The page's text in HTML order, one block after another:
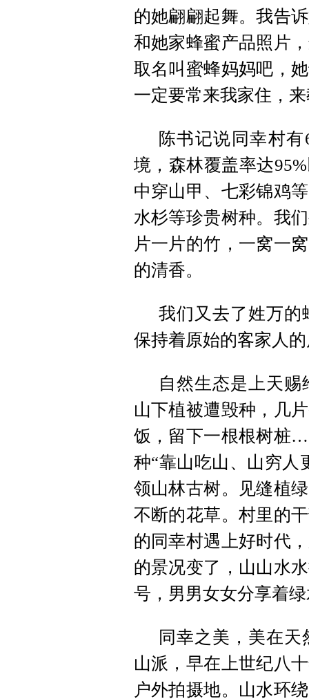
的她翩翩起舞。我告
和她家蜂蜜产品照片
取名叫蜜蜂妈妈吧，
一定要常来我家住，
陈书记说同幸村
境，森林覆盖率达
中穿山甲、七彩锦鸡
水杉等珍贵树种。我
片一片的竹，一窝一
的清香。
我们又去了姓万的
保持着原始的客家人
自然生态是上天
山下植被遭毁种，几
饭，留下一根根树桩
种“靠山吃山、山穷人
领山林古树。见缝植
不断的花草。村里的
的同幸村遇上好时代
的景况变了，山山水
号，男男女女分享着
同幸之美，美在
山派，早在上世纪八
户外拍摄地。山水环